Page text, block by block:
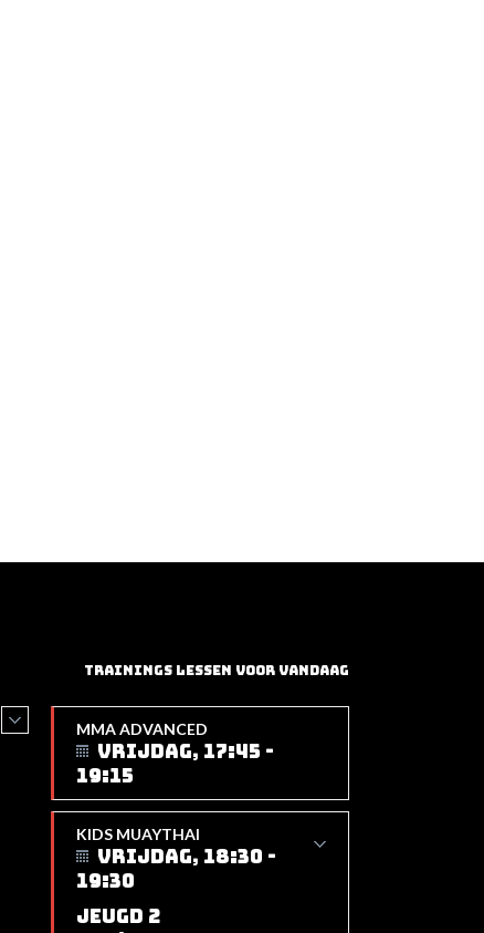
TRAININGS LESSEN VOOR VANDAAG
MMA ADVANCED
VRIJDAG, 17:45 -
19:15
KIDS MUAYTHAI
VRIJDAG, 18:30 -
19:30
JEUGD 2